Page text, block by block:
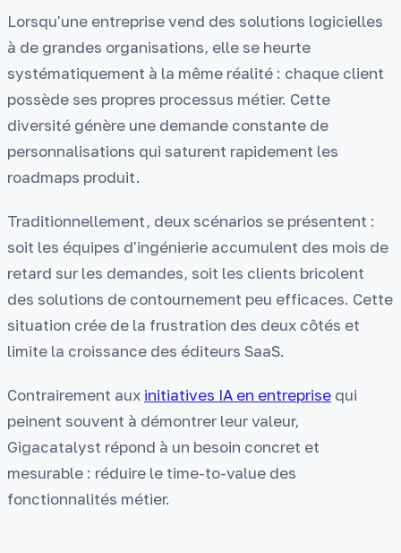
Lorsqu'une entreprise vend des solutions logicielles
à de grandes organisations, elle se heurte
systématiquement à la même réalité : chaque client
possède ses propres processus métier. Cette
diversité génère une demande constante de
personnalisations qui saturent rapidement les
roadmaps produit.
Traditionnellement, deux scénarios se présentent :
soit les équipes d'ingénierie accumulent des mois de
retard sur les demandes, soit les clients bricolent
des solutions de contournement peu efficaces. Cette
situation crée de la frustration des deux côtés et
limite la croissance des éditeurs SaaS.
Contrairement aux initiatives IA en entreprise qui
peinent souvent à démontrer leur valeur,
Gigacatalyst répond à un besoin concret et
mesurable : réduire le time-to-value des
fonctionnalités métier.